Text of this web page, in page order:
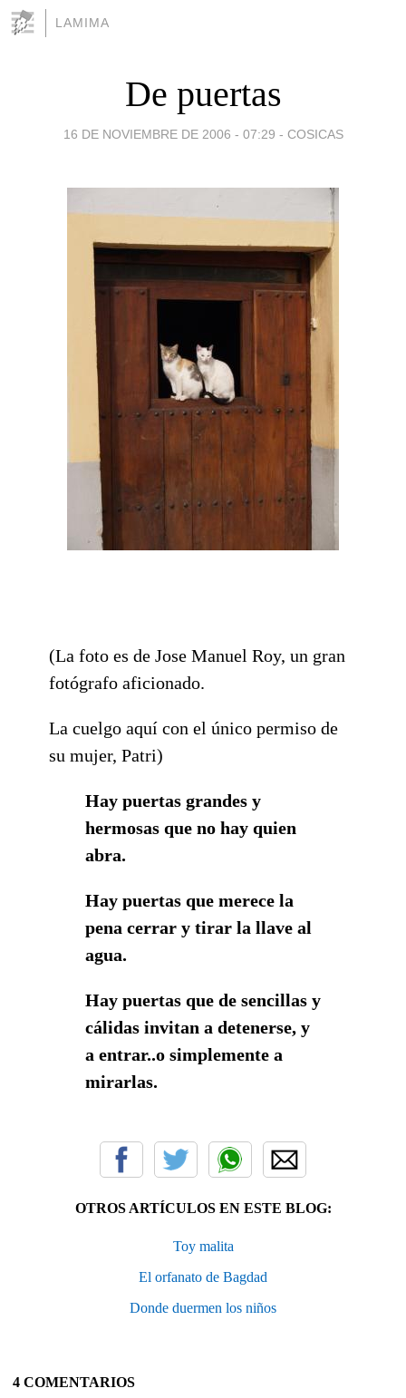
LAMIMA
De puertas
16 DE NOVIEMBRE DE 2006 - 07:29 - COSICAS
(La foto es de Jose Manuel Roy, un gran
fotógrafo aficionado.
La cuelgo aquí con el único permiso de
su mujer, Patri)
Hay puertas grandes y
hermosas que no hay quien
abra.
Hay puertas que merece la
pena cerrar y tirar la llave al
agua.
Hay puertas que de sencillas y
cálidas invitan a detenerse, y
a entrar..o simplemente a
mirarlas.
OTROS ARTÍCULOS EN ESTE BLOG:
Toy malita
El orfanato de Bagdad
Donde duermen los niños
4 COMENTARIOS